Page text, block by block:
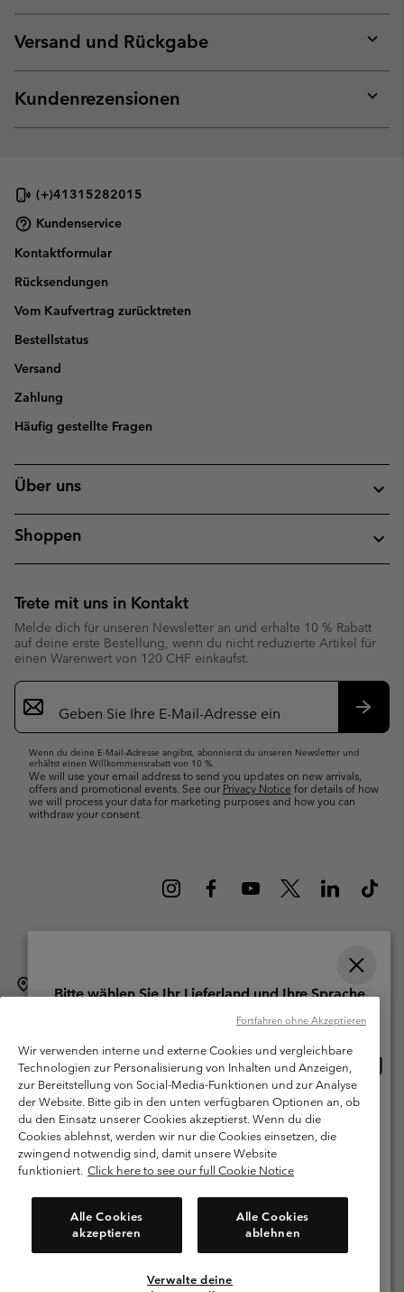
or
Versand und Rückgabe
or
Kundenrezensionen
or
(+)41315282015
Kundenservice
Kontaktformular
Rücksendungen
Vom Kaufvertrag zurücktreten
Bestellstatus
Versand
Zahlung
Häufig gestellte Fragen
Über uns
Shoppen
Trete mit uns in Kontakt
Melde dich für unseren Newsletter an und erhalte 10 % Rabatt
auf deine erste Bestellung, wenn du nicht reduzierte Artikel für
einen Warenwert von 120 CHF einkaufst.
Newsletter-
Anmeldung
Wenn du deine E-Mail-Adresse angibst, abonnierst du unseren Newsletter und
erhältst einen Willkommensrabatt von 10 %.
We will use your email address to send you updates on new arrivals,
offers and promotional events. See ourPrivacy Notice for details of how
we will process your data for marketing purposes and how you can
withdraw your consent.
Columbia Sportswear Company. Avenue des Morgines, 12 1213
Petit-Lancy Switzerland. Alle Rechte vorbehalten.
Nutzungsbedingungen
Allgemeine Verkaufsbedingungen
Garantie
Datenschutzerklärung
Bestimmungen und Bedingungen des Mitglieder Programms
Nutzungsbedingungen Für Nutzergenerierte Inhalte
Impressum
Cookies
Kundenservice: Mo- Fr. 9:00 - 13:00 & 14:00- 18:00 Uhr
(+)41315282015
Wir verwenden interne und externe Cookies und vergleichbare
Technologien zur Personalisierung von Inhalten und Anzeigen,
zur Bereitstellung von Social-Media-Funktionen und zur Analyse
der Website. Bitte gib in den unten verfügbaren Optionen an, ob
du den Einsatz unserer Cookies akzeptierst. Wenn du die
Cookies ablehnst, werden wir nur die Cookies einsetzen, die
zwingend notwendig sind, damit unsere Website
funktioniert. Click here to see our full Cookie Notice
Alle Cookies
akzeptieren
Alle Cookies
ablehnen
Verwalte deine
Fortfahren ohne Akzeptieren
Bitte wählen Sie Ihr Lieferland und Ihre Sprache
Online-Einkauf verfügbar
United States
Switzerland-English
Switzerland-Deutsch
Switzerland-Italiano
Alle Länder Anzeigen